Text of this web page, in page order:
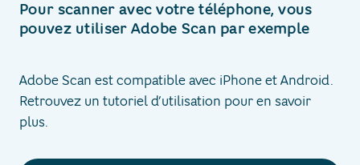
Pour scanner avec votre téléphone, vous
pouvez utiliser Adobe Scan par exemple
Adobe Scan est compatible avec iPhone et Android.
Retrouvez un tutoriel d’utilisation pour en savoir
plus.